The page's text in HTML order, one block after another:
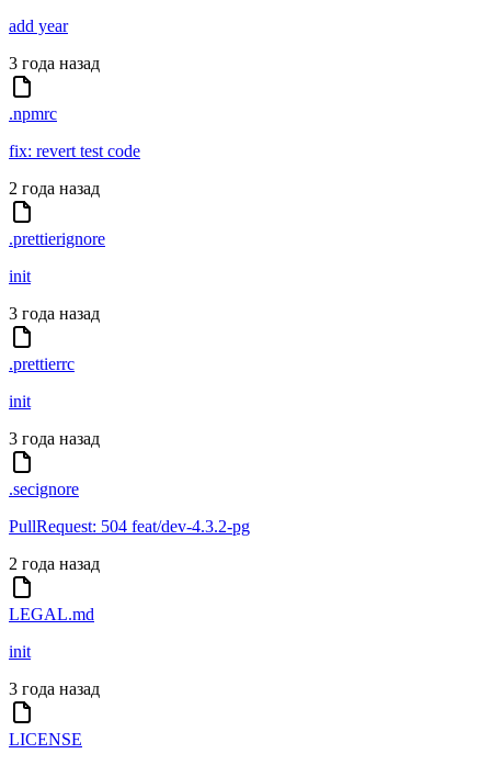
add year
3 года назад
.npmrc
fix: revert test code
2 года назад
.prettierignore
init
3 года назад
.prettierrc
init
3 года назад
.secignore
PullRequest: 504 feat/dev-4.3.2-pg
2 года назад
LEGAL.md
init
3 года назад
LICENSE